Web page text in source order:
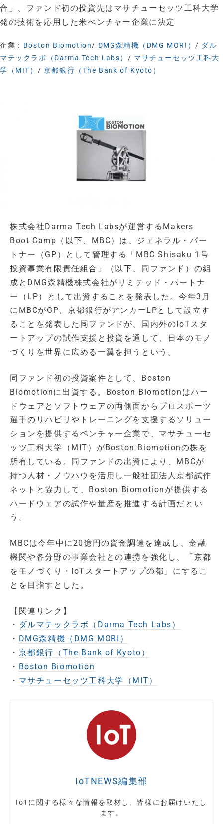
合」、ファンド初の投資先はマサチューセッツ工科大学
発の技術を応用した米べンチャー企業に決定
企業： Boston Biomotion/ DMG森精機（DMG MORI）/ ダル
マテックラボ（Darma Tech Labs） / マサチューセッツ工科大
学（MIT） / 京都銀行（The Bank of Kyoto）
株式会社Darma Tech Labsが運営するMakers
Boot Camp（以下、MBC）は、ジェネラル・パー
トナー（GP）として管理する「MBC Shisaku 1号
投資事業有限責任組合」（以下、同ファンド）の組
成とDMG森精機株式会社がリミテッド・パートナ
ー（LP）として出資することを発表した。今年3月
にMBCがGP、京都銀行がアンカーLPとして設立す
ることを発表した同ファンドが、国内外のIoTスタ
ートアップの試作支援と投資を通して、日本のモノ
づくりを世界に広める一翼を担うという。
同ファンド初の投資案件として、Boston
Biomotionに出資する。Boston Biomotionはハー
ドウェアとソフトウェアの両側面からプロスポーツ
選手のリハビリやトレーニングを支援するソリュー
ションを提供するベンチャー企業で、マサチューセ
ッツ工科大学（MIT）がBoston Biomotionの株を
所有している。同ファンドの出資により、MBCが
持つ人材・ノウハウを活用し一般社団法人京都試作
ネットと協力して、Boston Biomotionが提供する
ハードウェアの試作や量産を推進する計画だとい
う。
MBCは今年中に20億円の資金調達を達成し、金融
機関や各分野の事業会社との連携を強化し、「京都
をモノづくり・IoTスタートアップの都」にするこ
とを目指すとした。
【関連リンク】
・ ダルマテックラボ（Darma Tech Labs）
・ DMG森精機（DMG MORI）
・ 京都銀行（The Bank of Kyoto）
・ Boston Biomotion
・ マサチューセッツ工科大学（MIT）
IoTNEWS編集部
IoTに関する様々な情報を取材し、皆様にお届けいたし
ます。